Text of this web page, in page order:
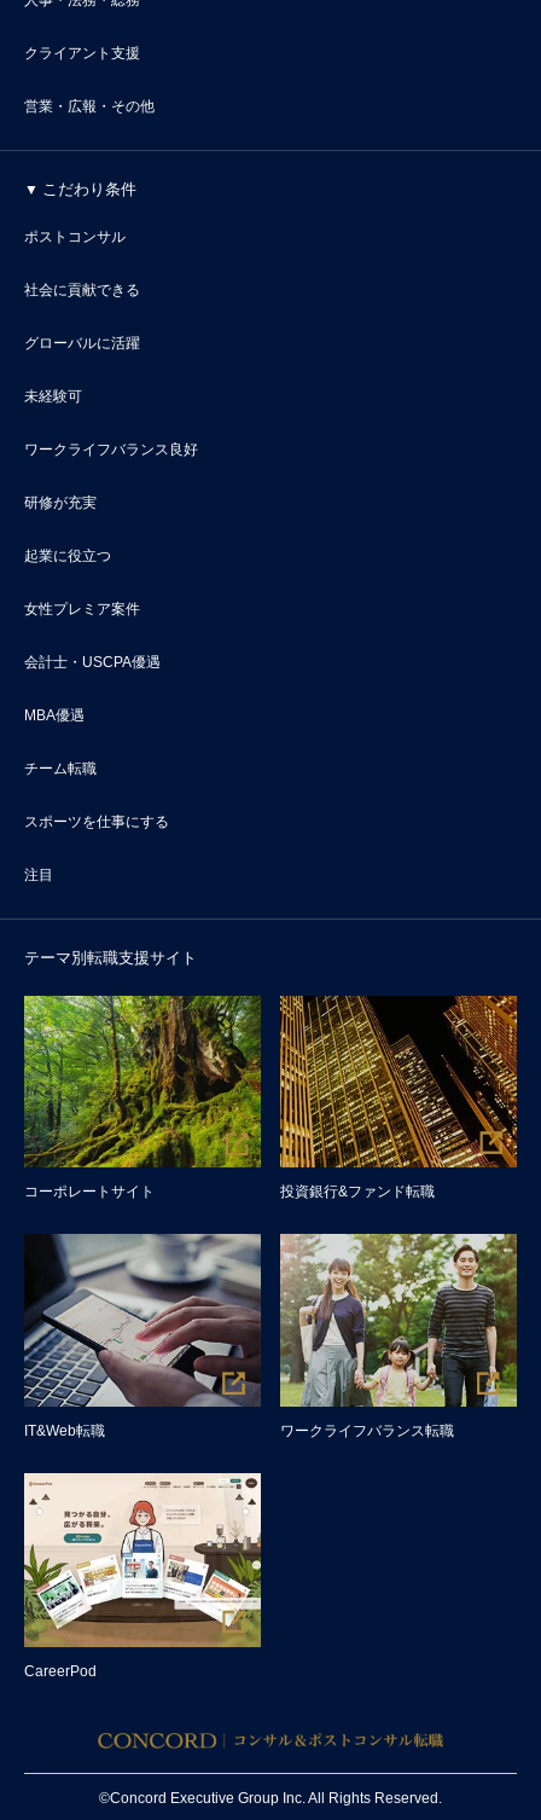
クライアント支援
営業・広報・その他
こだわり条件
ポストコンサル
社会に貢献できる
グローバルに活躍
未経験可
ワークライフバランス良好
研修が充実
起業に役立つ
女性プレミア案件
会計士・USCPA優遇
MBA優遇
チーム転職
スポーツを仕事にする
注目
テーマ別転職支援サイト
コーポレートサイト 投資銀行&ファンド転職
IT&Web転職 ワークライフバランス転職
CareerPod
©Concord Executive Group Inc. All Rights Reserved.